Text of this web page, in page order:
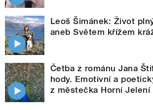
Leoš Šimánek: Život
aneb Světem křížem
Četba z románu Jana
hody. Emotivní a
z městečka Horní Jelení